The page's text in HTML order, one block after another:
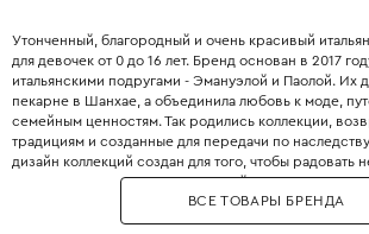
Утонченный, благородный и очень красивый
для девочек от 0 до 16 лет. Бренд основан в 2017
итальянскими подругами - Эмануэлой и Паолой. Их
пекарне в Шанхае, а объединила любовь к моде,
семейным ценностям. Так родились коллекции,
традициям и созданные для передачи по
дизайн коллекций создан для того, чтобы радовать
передаваться от старших дочерей младшим.
В переводе с итальянского "C'era una volta"
именно так, как начинаются многие детские сказки.
ВСЕ ТОВАРЫ БРЕНДА